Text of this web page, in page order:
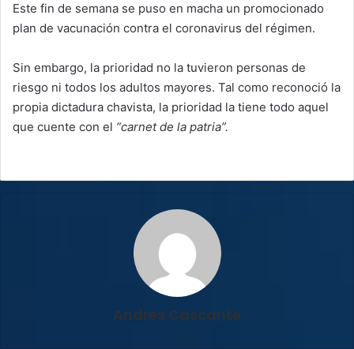
Este fin de semana se puso en macha un promocionado
plan de vacunación contra el coronavirus del régimen.
Sin embargo, la prioridad no la tuvieron personas de
riesgo ni todos los adultos mayores. Tal como reconoció la
propia dictadura chavista, la prioridad la tiene todo aquel
que cuente con el “carnet de la patria”.
Andres Cascante